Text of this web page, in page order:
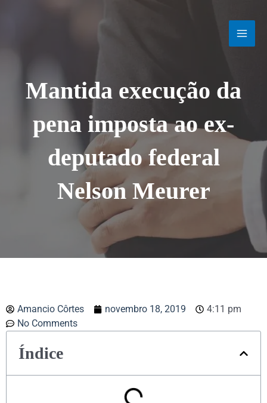
Mantida execução da
pena imposta ao ex-
deputado federal
Nelson Meurer
Amancio Côrtes novembro 18, 2019
4:11 pm
No Comments
Índice